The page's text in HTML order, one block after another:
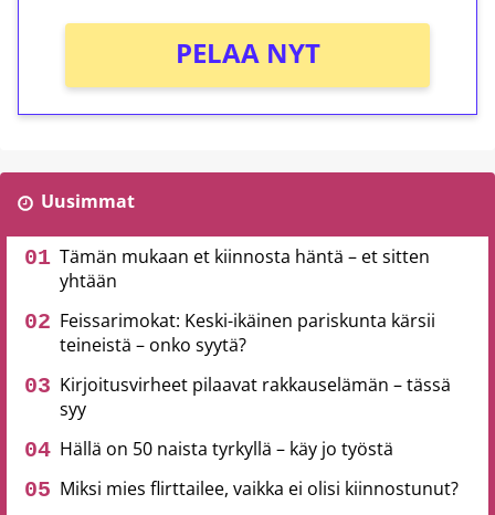
PELAA NYT
Uusimmat
Tämän mukaan et kiinnosta häntä – et sitten
yhtään
Feissarimokat: Keski-ikäinen pariskunta kärsii
teineistä – onko syytä?
Kirjoitusvirheet pilaavat rakkauselämän – tässä
syy
Hällä on 50 naista tyrkyllä – käy jo työstä
Miksi mies flirttailee, vaikka ei olisi kiinnostunut?